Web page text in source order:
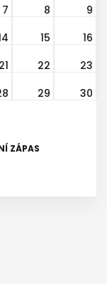
7 8
9
15
16
21 22
23
29
30
ZÁPAS